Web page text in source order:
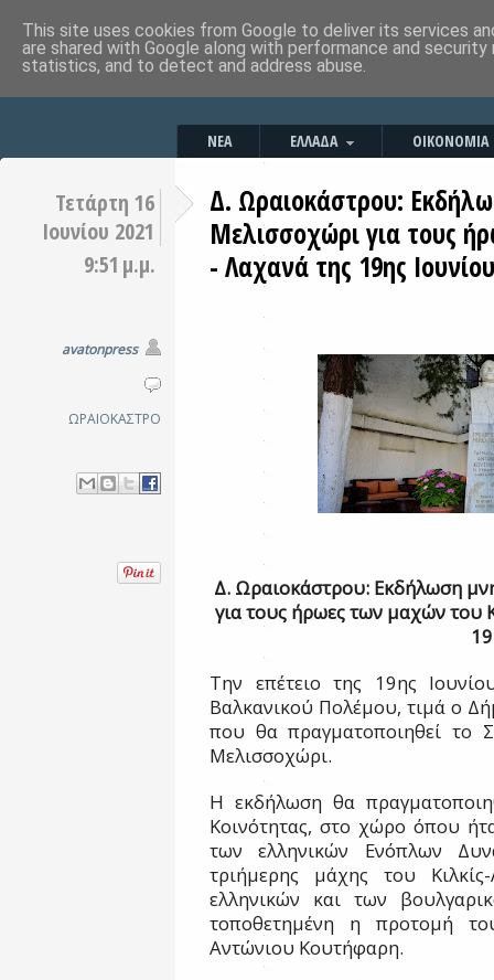
ΝΕΑ ΕΛΛΑΔΑ ΟΙΚΟΝΟΜΙΑ
Τετάρτη 16
Ιουνίου 2021
9:51 μ.μ.
avatonpress
ΩΡΑΙΟΚΑΣΤΡΟ
Δ. Ωραιοκάστρου:
Μελισσοχώρι για τους
- Λαχανά της 19ης
Δ. Ωραιοκάστρου: Εκδήλωση
για τους ήρωες των μαχών του
Την επέτειο της 19ης
Βαλκανικού Πολέμου, τιμά ο
που θα πραγματοποιηθεί το
Μελισσοχώρι.
Η εκδήλωση θα
Κοινότητας, στο χώρο όπου
των ελληνικών Ενόπλων
τριήμερης μάχης του
ελληνικών και των
τοποθετημένη η προτομή
Αντώνιου Κουτήφαρη.
This site uses cookies from Google to deliver its services
are shared with Google along with performance and
statistics, and to detect and address abuse.